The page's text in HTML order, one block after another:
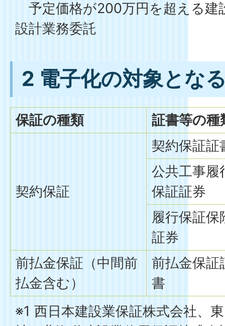
予定価格が200万円を超える建
設計業務委託
2 電子化の対象とな
保証の種類 証書等の種
契約保証
契約保証証
公共工事履
保証証券
履行保証保
証券
前払金保証（中間前
払金含む）
前払金保証
書
※1 西日本建設業保証株式会社、